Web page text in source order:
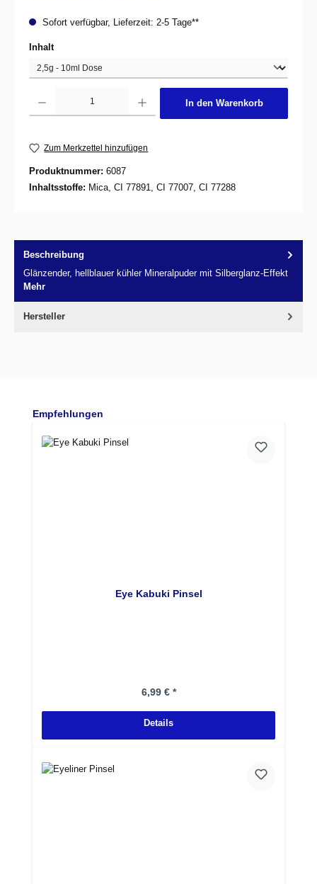
Sofort verfügbar, Lieferzeit: 2-5 Tage**
Inhaltauswählen
In den Warenkorb
Zum Merkzettel hinzufügen
Produktnummer: 6087
Inhaltsstoffe: Mica, CI 77891, CI 77007, CI 77288
Beschreibung
Glänzender, hellblauer kühler Mineralpuder mit Silberglanz-Effekt
Mehr
Hersteller
Produktgalerie überspringen
Empfehlungen
Eye Kabuki Pinsel
Regulärer Preis:
6,99 € *
Details